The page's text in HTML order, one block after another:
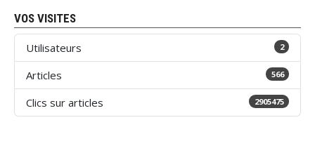
VOS VISITES
Utilisateurs 2
Articles 566
Clics sur articles 2905475